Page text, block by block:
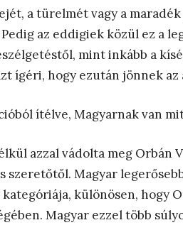
a türelmét vagy a
az eddigiek közül ez a
mint inkább a
ígéri, hogy ezután jönnek az
ítélve, Magyarnak van
azzal vádolta meg Orbán
szeretőtől. Magyar
különösen, hogy
Magyar ezzel több